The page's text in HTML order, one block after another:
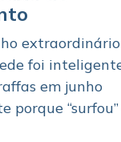
foi
em junho
porque